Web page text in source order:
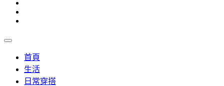
首頁
生活
日常穿搭